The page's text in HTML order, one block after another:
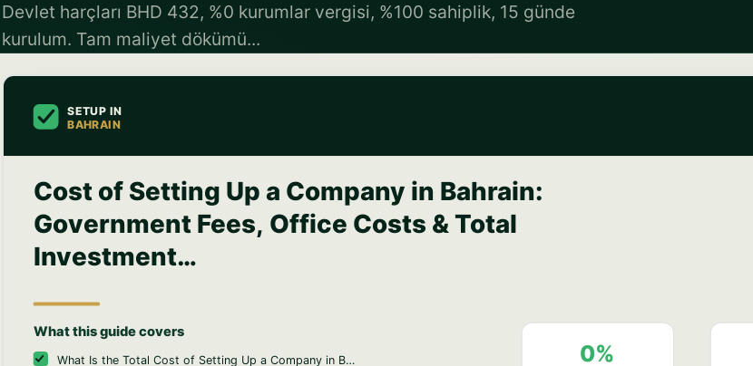
Devlet harçları BHD 432, %0 kurumlar vergisi, %100 sahiplik, 15 günde
kurulum. Tam maliyet dökümü...